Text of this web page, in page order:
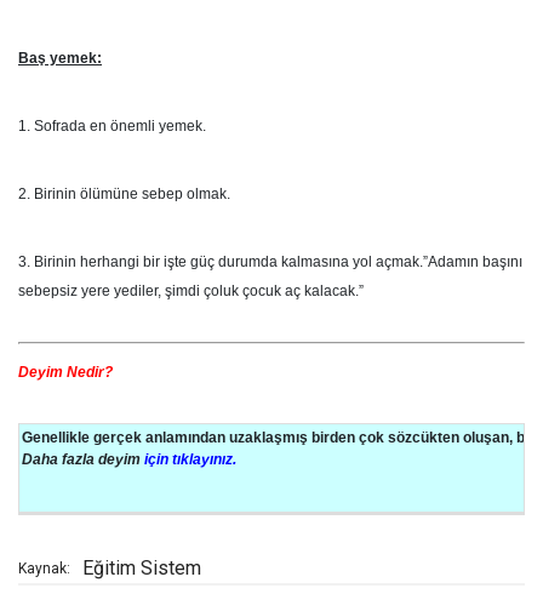
Baş yemek:
1. Sofrada en önemli yemek.
2. Birinin ölümüne sebep olmak.
3. Birinin herhangi bir işte güç durumda kalmasına yol açmak.”Adamın başını
sebepsiz yere yediler, şimdi çoluk çocuk aç kalacak.”
Deyim Nedir?
Genellikle gerçek anlamından uzaklaşmış birden çok sözcükten oluşan, bir
Daha fazla deyim için tıklayınız.
Kaynak: Eğitim Sistem